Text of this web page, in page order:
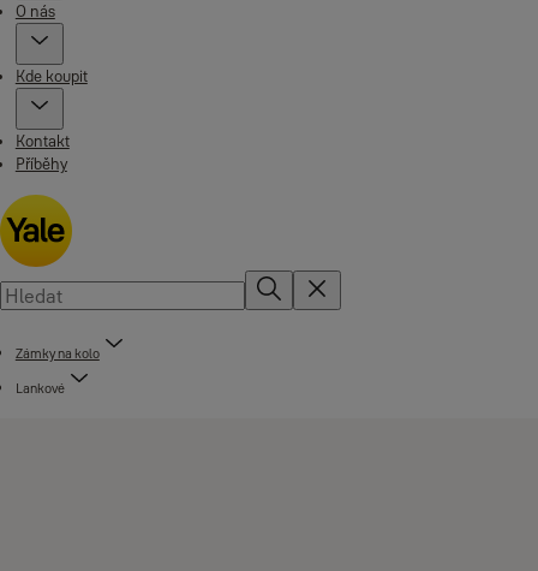
O nás
Kde koupit
Kontakt
Příběhy
Zámky na kolo
Lankové